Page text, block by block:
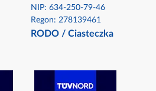
NIP: 634-250-79-46​
Regon: 278139461
RODO / Ciasteczka